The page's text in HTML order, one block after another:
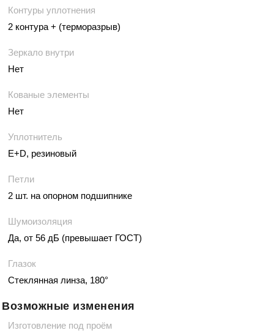
Контуры уплотнения
2 контура + (терморазрыв)
Зеркало внутри
Нет
Кованые элементы
Нет
Уплотнитель
E+D, резиновый
Петли
2 шт. на опорном подшипнике
Шумоизоляция
Да, от 56 дБ (превышает ГОСТ)
Глазок
Стеклянная линза, 180°
Возможные изменения
Изготовление под проём